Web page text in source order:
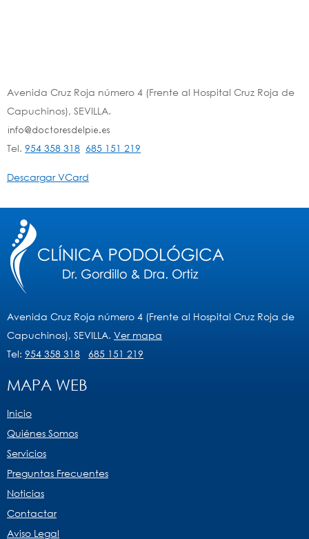
Avenida Cruz Roja número 4 (Frente al Hospital Cruz Roja de
Capuchinos), SEVILLA.
Tel. 954 358 318 685 151 219
Descargar VCard
Avenida Cruz Roja número 4 (Frente al Hospital Cruz Roja de
Capuchinos), SEVILLA. Ver mapa
Tel: 954 358 318 685 151 219
MAPA WEB
Inicio
Quiénes Somos
Servicios
Preguntas Frecuentes
Noticias
Contactar
Aviso Legal